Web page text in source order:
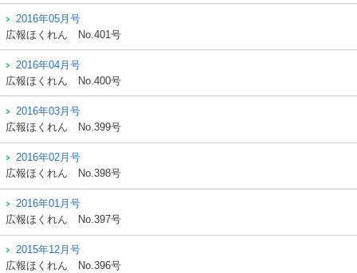
2016年05月号
広報ほくれん
No.401号
2016年04月号
広報ほくれん
No.400号
2016年03月号
広報ほくれん
No.399号
2016年02月号
広報ほくれん
No.398号
2016年01月号
広報ほくれん
No.397号
2015年12月号
広報ほくれん
No.396号